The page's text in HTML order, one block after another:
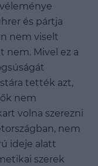
és pártja
nem viselt
nem. Mivel ez a
tették azt,
nem
volna szerezni
nem
ideje alatt
szerek